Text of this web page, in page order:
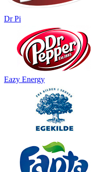
Dr Pi
Eazy Energy